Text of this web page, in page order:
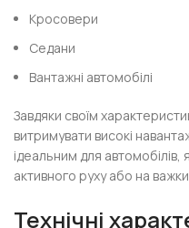
Кросовери
Седани
Вантажні автомобілі
Завдяки своїм
витримувати високі
ідеальним для
активного руху або на
Технічні